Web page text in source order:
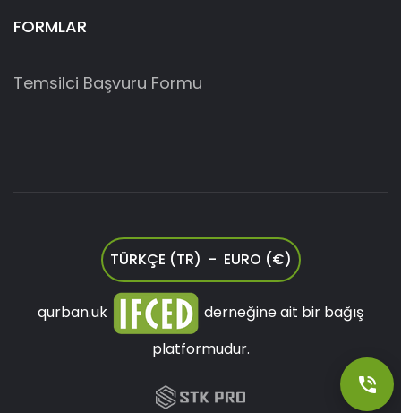
FORMLAR
Temsilci Başvuru Formu
TÜRKÇE (TR) - EURO (€)
qurban.uk
derneğine ait bir bağış
platformudur.